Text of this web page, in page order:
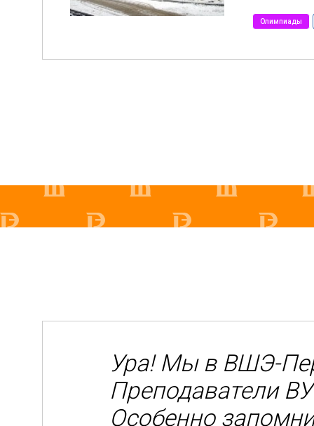
Олимпиады
Ура! Мы в ВШЭ-
Преподаватели
Особенно